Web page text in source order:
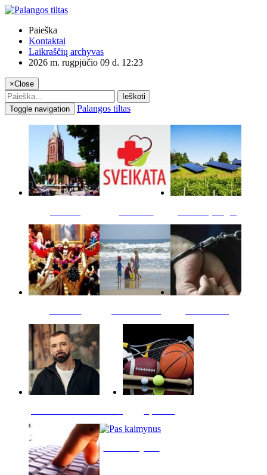
Paieška
Kontaktai
Laikraščių archyvas
2026 m. rugpjūčio 09 d. 12:23
×Close
Ieškoti
Toggle navigation
Palangos tiltas